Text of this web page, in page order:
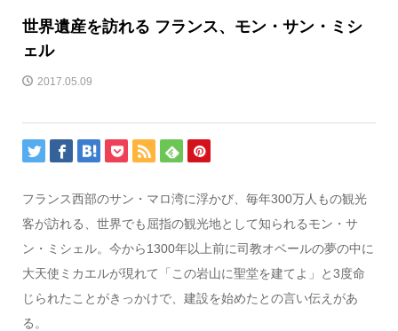
世界遺産を訪れる フランス、モン・サン・ミシ
ェル
2017.05.09
フランス西部のサン・マロ湾に浮かび、毎年300万人もの観光
客が訪れる、世界でも屈指の観光地として知られるモン・サ
ン・ミシェル。今から1300年以上前に司教オベールの夢の中に
大天使ミカエルが現れて「この岩山に聖堂を建てよ」と3度命
じられたことがきっかけで、建設を始めたとの言い伝えがあ
る。